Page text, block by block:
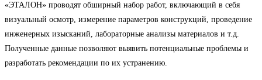
«ЭТАЛОН» проводят обширный набор работ, включающий в себя
визуальный осмотр, измерение параметров конструкций, проведение
инженерных изысканий, лабораторные анализы материалов и т.д.
Полученные данные позволяют выявить потенциальные проблемы и
разработать рекомендации по их устранению.